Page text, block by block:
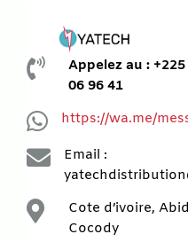

Appelez au :
06 96 41
 https://wa.me/

Email :

Cote d’ivoire,
Cocody